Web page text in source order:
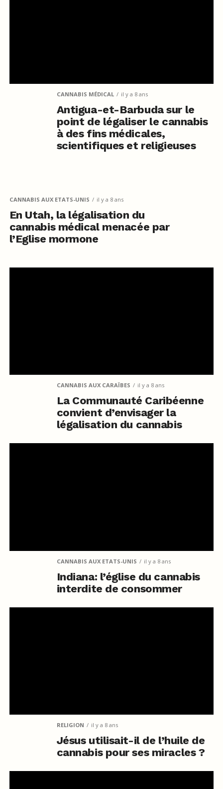
CANNABIS MÉDICAL il y a 8 ans
Antigua-et-Barbuda sur le
point de légaliser le cannabis
à des fins médicales,
scientifiques et religieuses
CANNABIS AUX ETATS-UNIS il y a 8 ans
En Utah, la légalisation du
cannabis médical menacée par
l’Eglise mormone
CANNABIS AUX CARAÏBES il y a 8 ans
La Communauté Caribéenne
convient d’envisager la
légalisation du cannabis
CANNABIS AUX ETATS-UNIS il y a 8 ans
Indiana: l’église du cannabis
interdite de consommer
RELIGION il y a 8 ans
Jésus utilisait-il de l’huile de
cannabis pour ses miracles ?